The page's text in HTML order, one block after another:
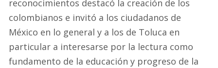
reconocimientos destacó la creación de los
colombianos e invitó a los ciudadanos de
México en lo general y a los de Toluca en
particular a interesarse por la lectura como
fundamento de la educación y progreso de la